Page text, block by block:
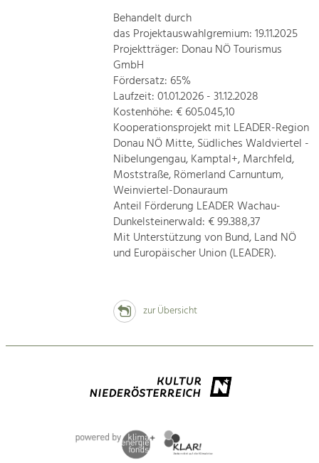
Behandelt durch
das Projektauswahlgremium: 19.11.2025
Projektträger: Donau NÖ Tourismus
GmbH
Fördersatz: 65%
Laufzeit: 01.01.2026 - 31.12.2028
Kostenhöhe: € 605.045,10
Kooperationsprojekt mit LEADER-Region
Donau NÖ Mitte, Südliches Waldviertel -
Nibelungengau, Kamptal+, Marchfeld,
Moststraße, Römerland Carnuntum,
Weinviertel-Donauraum
Anteil Förderung LEADER Wachau-
Dunkelsteinerwald: € 99.388,37
Mit Unterstützung von Bund, Land NÖ
und Europäischer Union (LEADER).
zur Übersicht